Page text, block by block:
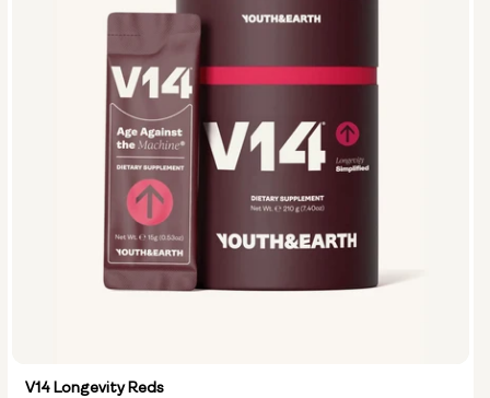
V14 Longevity Reds